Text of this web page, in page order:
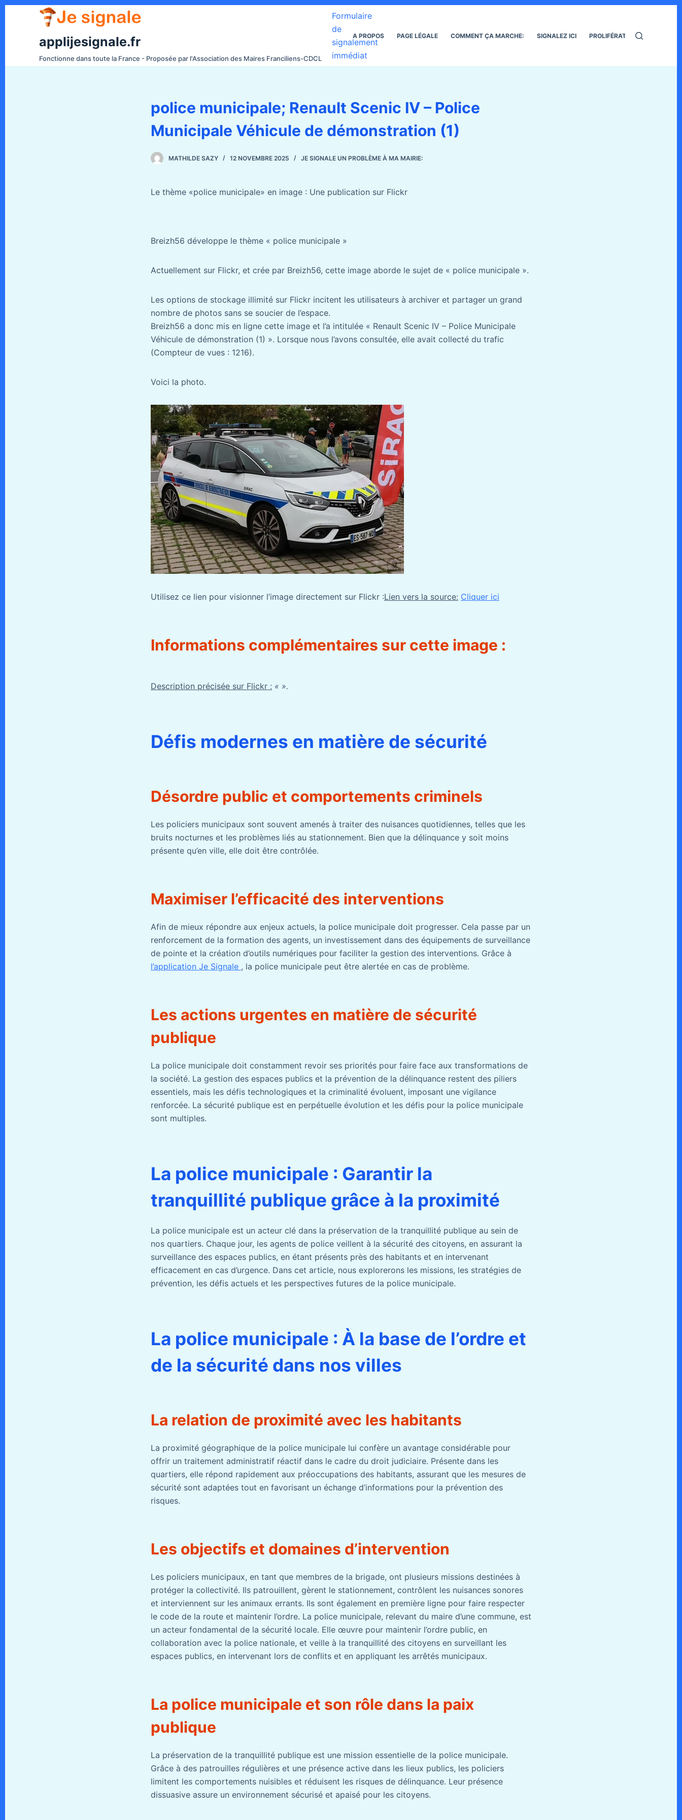
e
applijesignale.fr
Fonctionne dans toute la France - Proposée par l'Association des Maires Franciliens-CDCL
Formulaire
de
signalement
immédiat
A PROPOS PAGE LÉGALE COMMENT ÇA MARCHE: SIGNALEZ ICI PROLIFÉRATION DES RATS
police municipale; Renault Scenic IV – Police
Municipale Véhicule de démonstration (1)
MATHILDE SAZY 12 NOVEMBRE 2025 JE SIGNALE UN PROBLÈME À MA MAIRIE:
Le thème «police municipale» en image : Une publication sur Flickr
Breizh56 développe le thème « police municipale »
Actuellement sur Flickr, et crée par Breizh56, cette image aborde le sujet de « police municipale ».
Les options de stockage illimité sur Flickr incitent les utilisateurs à archiver et partager un grand
nombre de photos sans se soucier de l’espace.
Breizh56 a donc mis en ligne cette image et l’a intitulée « Renault Scenic IV – Police Municipale
Véhicule de démonstration (1) ». Lorsque nous l’avons consultée, elle avait collecté du trafic
(Compteur de vues : 1216).
Voici la photo.
Utilisez ce lien pour visionner l’image directement sur Flickr :Lien vers la source: Cliquer ici
Informations complémentaires sur cette image :
Description précisée sur Flickr : « ».
Défis modernes en matière de sécurité
Désordre public et comportements criminels
Les policiers municipaux sont souvent amenés à traiter des nuisances quotidiennes, telles que les
bruits nocturnes et les problèmes liés au stationnement. Bien que la délinquance y soit moins
présente qu’en ville, elle doit être contrôlée.
Maximiser l’efficacité des interventions
Afin de mieux répondre aux enjeux actuels, la police municipale doit progresser. Cela passe par un
renforcement de la formation des agents, un investissement dans des équipements de surveillance
de pointe et la création d’outils numériques pour faciliter la gestion des interventions. Grâce à
l’application Je Signale , la police municipale peut être alertée en cas de problème.
Les actions urgentes en matière de sécurité
publique
La police municipale doit constamment revoir ses priorités pour faire face aux transformations de
la société. La gestion des espaces publics et la prévention de la délinquance restent des piliers
essentiels, mais les défis technologiques et la criminalité évoluent, imposant une vigilance
renforcée. La sécurité publique est en perpétuelle évolution et les défis pour la police municipale
sont multiples.
La police municipale : Garantir la
tranquillité publique grâce à la proximité
La police municipale est un acteur clé dans la préservation de la tranquillité publique au sein de
nos quartiers. Chaque jour, les agents de police veillent à la sécurité des citoyens, en assurant la
surveillance des espaces publics, en étant présents près des habitants et en intervenant
efficacement en cas d’urgence. Dans cet article, nous explorerons les missions, les stratégies de
prévention, les défis actuels et les perspectives futures de la police municipale.
La police municipale : À la base de l’ordre et
de la sécurité dans nos villes
La relation de proximité avec les habitants
La proximité géographique de la police municipale lui confère un avantage considérable pour
offrir un traitement administratif réactif dans le cadre du droit judiciaire. Présente dans les
quartiers, elle répond rapidement aux préoccupations des habitants, assurant que les mesures de
sécurité sont adaptées tout en favorisant un échange d’informations pour la prévention des
risques.
Les objectifs et domaines d’intervention
Les policiers municipaux, en tant que membres de la brigade, ont plusieurs missions destinées à
protéger la collectivité. Ils patrouillent, gèrent le stationnement, contrôlent les nuisances sonores
et interviennent sur les animaux errants. Ils sont également en première ligne pour faire respecter
le code de la route et maintenir l’ordre. La police municipale, relevant du maire d’une commune, est
un acteur fondamental de la sécurité locale. Elle œuvre pour maintenir l’ordre public, en
collaboration avec la police nationale, et veille à la tranquillité des citoyens en surveillant les
espaces publics, en intervenant lors de conflits et en appliquant les arrêtés municipaux.
La police municipale et son rôle dans la paix
publique
La préservation de la tranquillité publique est une mission essentielle de la police municipale.
Grâce à des patrouilles régulières et une présence active dans les lieux publics, les policiers
limitent les comportements nuisibles et réduisent les risques de délinquance. Leur présence
dissuasive assure un environnement sécurisé et apaisé pour les citoyens.